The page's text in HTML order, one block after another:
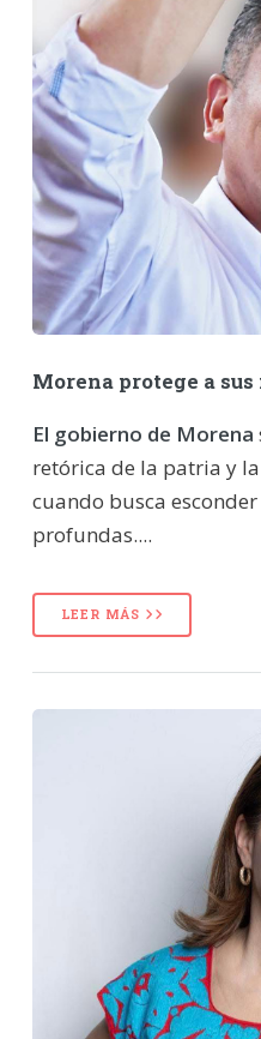
Morena protege a
El gobierno de Morena
retórica de la patria y
cuando busca
profundas....
LEER MÁS